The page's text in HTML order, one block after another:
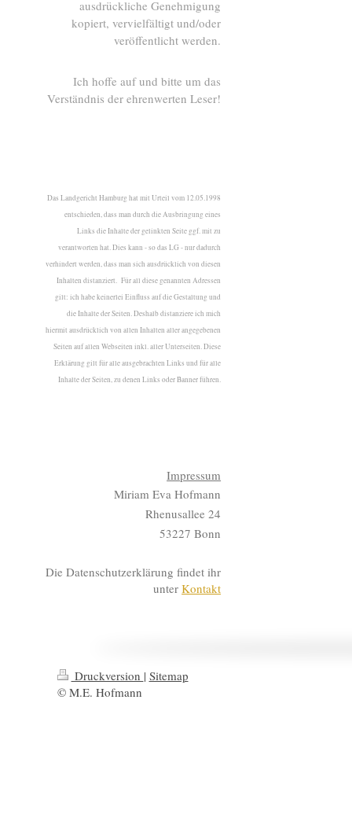
ausdrückliche Genehmigung
kopiert, vervielfältigt und/oder
veröffentlicht werden.
Ich hoffe auf und bitte um das
Verständnis der ehrenwerten Leser!
Das Landgericht Hamburg hat mit Urteil vom 12.05.1998
entschieden, dass man durch die Ausbringung eines
Links die Inhalte der gelinkten Seite ggf. mit zu
verantworten hat. Dies kann - so das LG - nur dadurch
verhindert werden, dass man sich ausdrücklich von diesen
Inhalten distanziert. Für all diese genannten Adressen
gilt: ich habe keinerlei Einfluss auf die Gestaltung und
die Inhalte der Seiten. Deshalb distanziere ich mich
hiermit ausdrücklich von allen Inhalten aller angegebenen
Seiten auf allen Webseiten inkl. aller Unterseiten. Diese
Erklärung gilt für alle ausgebrachten Links und für alle
Inhalte der Seiten, zu denen Links oder Banner führen.
Impressum
Miriam Eva Hofmann
Rhenusallee 24
53227 Bonn
Die Datenschutzerklärung findet ihr
unterKontakt
Druckversion | Sitemap
© M.E. Hofmann